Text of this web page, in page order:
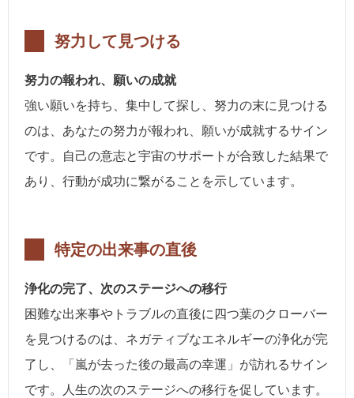
努力して見つける
努力の報われ、願いの成就
強い願いを持ち、集中して探し、努力の末に見つける
のは、あなたの努力が報われ、願いが成就するサイン
です。自己の意志と宇宙のサポートが合致した結果で
あり、行動が成功に繋がることを示しています。
特定の出来事の直後
浄化の完了、次のステージへの移行
困難な出来事やトラブルの直後に四つ葉のクローバー
を見つけるのは、ネガティブなエネルギーの浄化が完
了し、「嵐が去った後の最高の幸運」が訪れるサイン
です。人生の次のステージへの移行を促しています。